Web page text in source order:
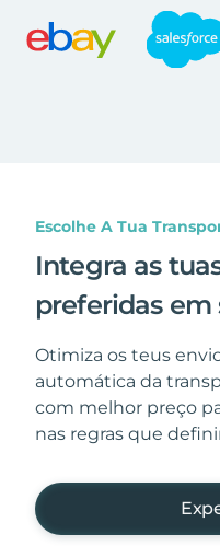
Escolhe A Tua
Integra as
preferidas em
Otimiza os teus
automática da
com melhor preço
nas regras que